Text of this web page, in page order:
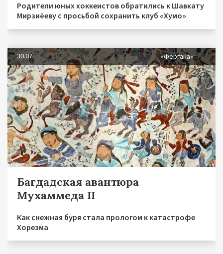
Родители юных хоккеистов обратились к Шавкату
Мирзиёеву с просьбой сохранить клуб «Хумо»
30.07 «Фергана»
Багдадская авантюра
Мухаммеда II
Как снежная буря стала прологом к катастрофе
Хорезма